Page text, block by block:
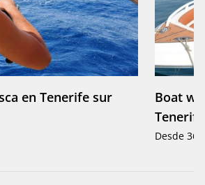
en Tenerife sur
Boat
Tenerife
Desde